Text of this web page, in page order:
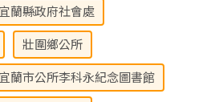
宜蘭縣政府社會處
壯圍鄉公所
宜蘭市公所李科永紀念圖書館